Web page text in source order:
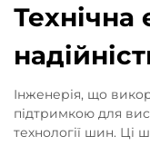
Технічна
Інженерія, що
підтримкою для
технології шин. Ці